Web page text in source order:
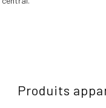
Produits